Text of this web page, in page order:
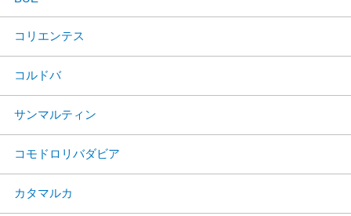
コリエンテス
コルドバ
サンマルティン
コモドロリバダビア
カタマルカ